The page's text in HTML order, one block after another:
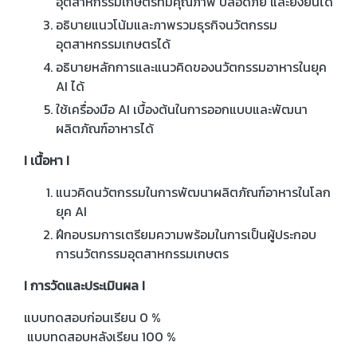
อธิบายแนวโน้มและภาพรวมธุรกิจนวัตกรรม
อุตสาหกรรมเกษตรได้
อธิบายหลักการและแนวคิดของนวัตกรรมอาหารในยุค
AI ได้
ใช้เครื่องมือ AI เบื้องต้นในการออกแบบและพัฒนา
ผลิตภัณฑ์อาหารได้
I เนื้อหา I
แนวคิดนวัตกรรมในการพัฒนาผลิตภัณฑ์อาหารในโลก
ยุค AI
ฝึกอบรมการเตรียมความพร้อมในการเป็นผู้ประกอบ
การนวัตกรรมอุตสาหกรรมเกษตร
I การวัดและประเมินผล I
แบบทดสอบก่อนเรียน 0 %
แบบทดสอบหลังเรียน 100 %